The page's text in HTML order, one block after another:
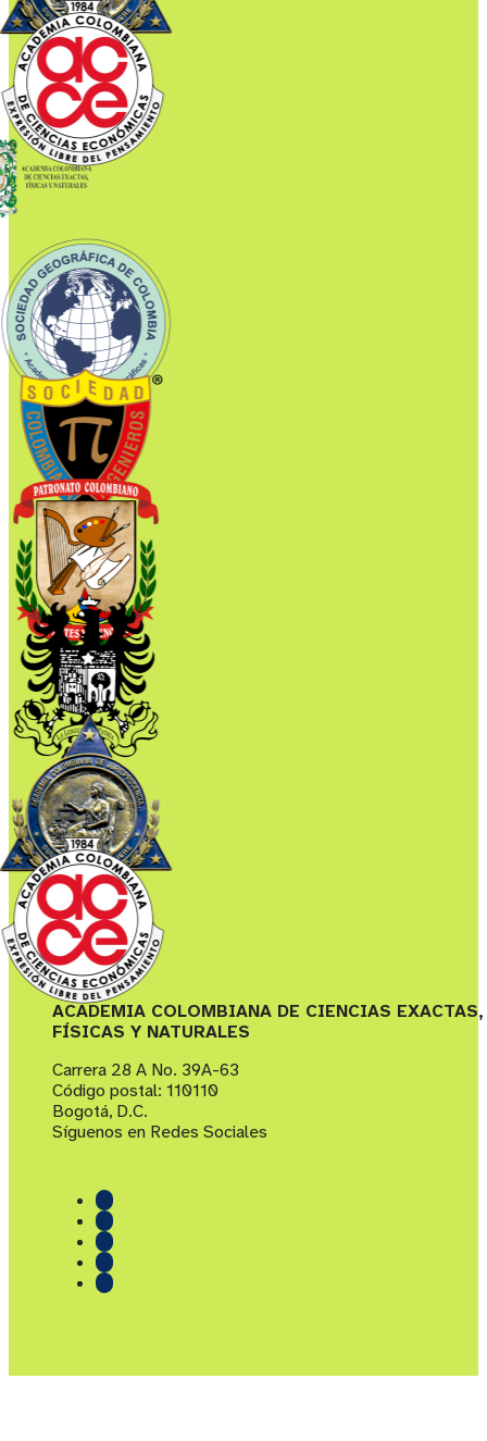
ACADEMIA COLOMBIANA DE CIENCIAS EXACTAS,
FÍSICAS Y NATURALES
Carrera 28 A No. 39A-63
Código postal: 110110
Bogotá, D.C.
Síguenos en Redes Sociales